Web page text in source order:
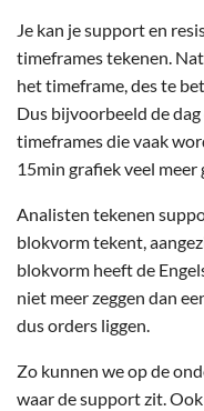
Je kan je support en
timeframes tekenen.
het timeframe, des te
Dus bijvoorbeeld de
timeframes die vaak
15min grafiek veel
Analisten tekenen
blokvorm tekent,
blokvorm heeft de
niet meer zeggen dan
dus orders liggen.
Zo kunnen we op de
waar de support zit.